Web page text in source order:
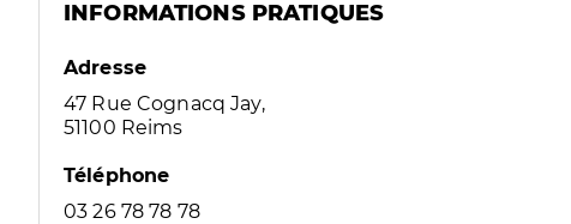
INFORMATIONS PRATIQUES
Adresse
47 Rue Cognacq Jay,
51100 Reims
Téléphone
03 26 78 78 78